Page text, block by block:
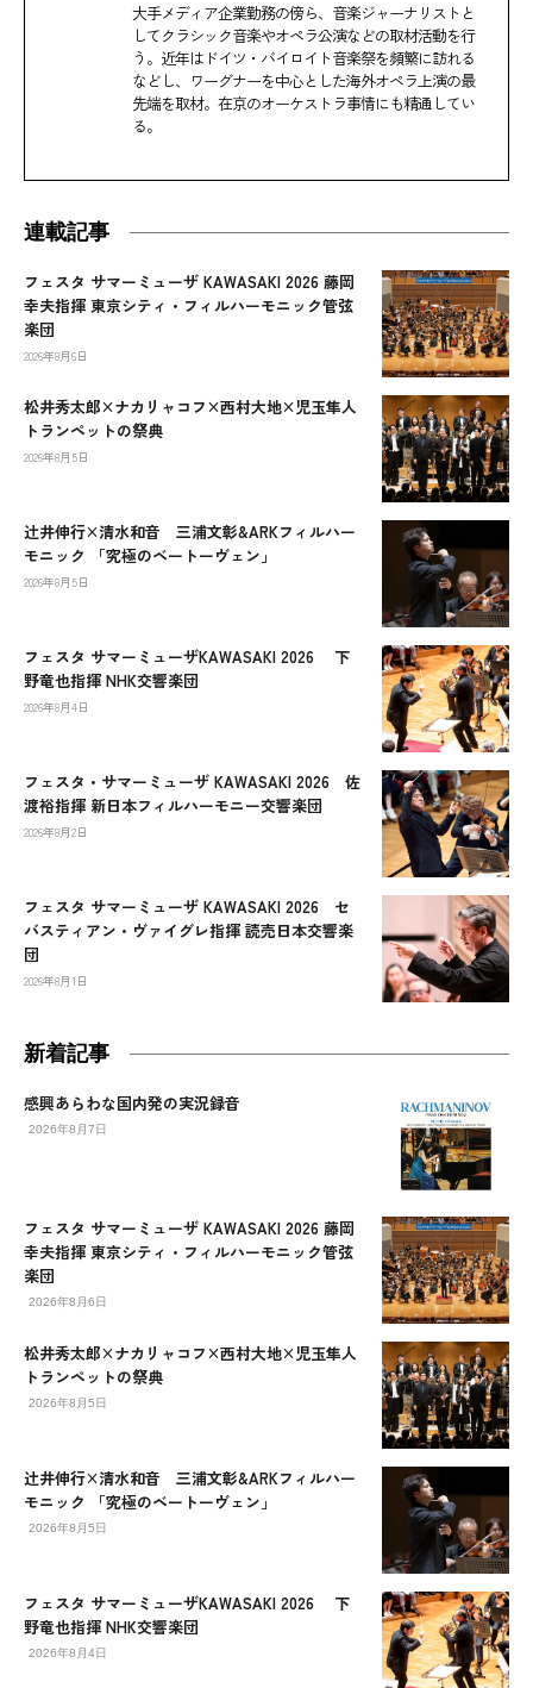
大手メディア企業勤務の傍ら、音楽ジャーナリストと
してクラシック音楽やオペラ公演などの取材活動を行
う。近年はドイツ・バイロイト音楽祭を頻繁に訪れる
などし、ワーグナーを中心とした海外オペラ上演の最
先端を取材。在京のオーケストラ事情にも精通してい
る。
連載記事
フェスタ サマーミューザ KAWASAKI 2026 藤岡
幸夫指揮 東京シティ・フィルハーモニック管弦
楽団
2026年8月6日
松井秀太郎×ナカリャコフ×西村大地×児玉隼人
トランペットの祭典
2026年8月5日
辻󠄀井伸行×清水和音 三浦文彰&ARKフィルハー
モニック 「究極のベートーヴェン」
2026年8月5日
フェスタ サマーミューザKAWASAKI 2026 下
野竜也指揮 NHK交響楽団
2026年8月4日
フェスタ・サマーミューザ KAWASAKI 2026 佐
渡裕指揮 新日本フィルハーモニー交響楽団
2026年8月2日
フェスタ サマーミューザ KAWASAKI 2026 セ
バスティアン・ヴァイグレ指揮 読売日本交響楽
団
2026年8月1日
新着記事
感興あらわな国内発の実況録音
2026年8月7日
フェスタ サマーミューザ KAWASAKI 2026 藤岡
幸夫指揮 東京シティ・フィルハーモニック管弦
楽団
2026年8月6日
松井秀太郎×ナカリャコフ×西村大地×児玉隼人
トランペットの祭典
2026年8月5日
辻󠄀井伸行×清水和音 三浦文彰&ARKフィルハー
モニック 「究極のベートーヴェン」
2026年8月5日
フェスタ サマーミューザKAWASAKI 2026 下
野竜也指揮 NHK交響楽団
2026年8月4日